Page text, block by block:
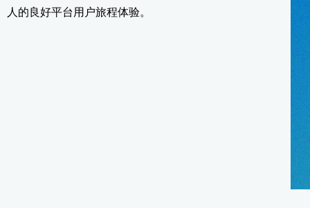
人的良好平台用户旅程体验。